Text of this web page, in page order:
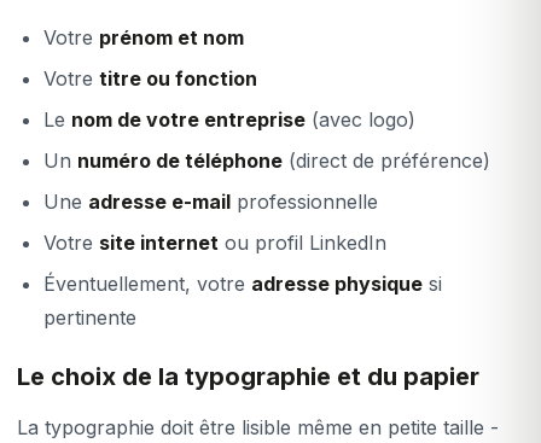
Votre prénom et nom
Votre titre ou fonction
Le nom de votre entreprise (avec logo)
Un numéro de téléphone (direct de préférence)
Une adresse e-mail professionnelle
Votre site internet ou profil LinkedIn
Éventuellement, votre adresse physique si
pertinente
Le choix de la typographie et du papier
La typographie doit être lisible même en petite taille -